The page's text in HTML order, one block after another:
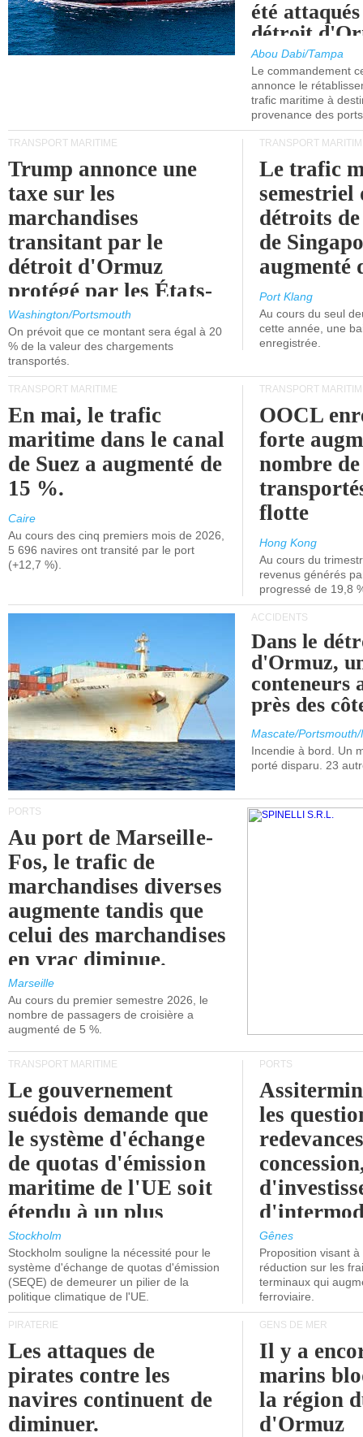
été
détroit
Abou Dabi/Tampa
Le commandement
annonce le
trafic maritime à
provenance des
TRANSPORT MARITIME
Trump annonce une
taxe sur les
marchandises
transitant par le
détroit d'Ormuz
protégé par les États-
Unis.
Washington/Portsmouth
On prévoit que ce montant sera égal à 20
% de la valeur des chargements
transportés.
TRANSPORT
Le trafic
semestriel
détroits
de
augmenté
Port Klang
Au cours du seul
cette année, une
enregistrée.
TRANSPORT MARITIME
En mai, le trafic
maritime dans le canal
de Suez a augmenté de
15 %.
Caire
Au cours des cinq premiers mois de 2026,
5 696 navires ont transité par le port
(+12,7 %).
TRANSPORT
OOCL
forte
nombre
flotte
Hong Kong
Au cours du
revenus générés
progressé de 19,8
ACCIDENTS
Dans le
d'Ormuz,
conteneurs
près des
Mascate/
Incendie à bord. Un
porté disparu. 23
PORTS
Au port de Marseille-
Fos, le trafic de
marchandises diverses
augmente tandis que
celui des marchandises
en vrac diminue.
Marseille
Au cours du premier semestre 2026, le
nombre de passagers de croisière a
augmenté de 5 %.
TRANSPORT MARITIME
Le gouvernement
suédois demande que
le système d'échange
de quotas d'émission
maritime de l'UE soit
étendu à un plus
grand nombre de
navires.
Stockholm
Stockholm souligne la nécessité pour le
système d'échange de quotas d'émission
(SEQE) de demeurer un pilier de la
politique climatique de l'UE.
PORTS
les
l'attention
politiciens.
Gênes
Proposition visant
réduction sur les
terminaux qui
ferroviaire.
PIRATERIE
Les attaques de
pirates contre les
navires continuent de
diminuer.
GENS DE MER
Il y a
marins
la région
d'Ormuz